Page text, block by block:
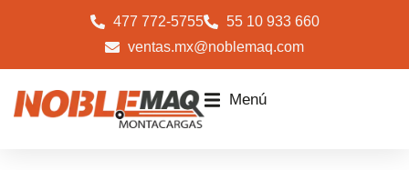
477 772-5755
55 10 933 660
ventas.mx@noblemaq.com
Menú